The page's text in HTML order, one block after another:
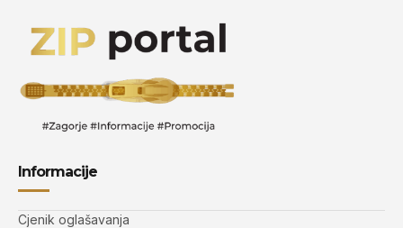
Informacije
Cjenik oglašavanja